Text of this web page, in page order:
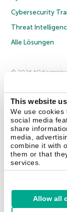
This website
We use
social media
share
media,
combine it with
them or that
services.
Allow all
Cybersecurity
Threat
Alle Lösungen
© 2026 AO
Anmeldung zum
Kontakt Über uns
Pressemitteilungen
Securelist Eugene
Deutschland